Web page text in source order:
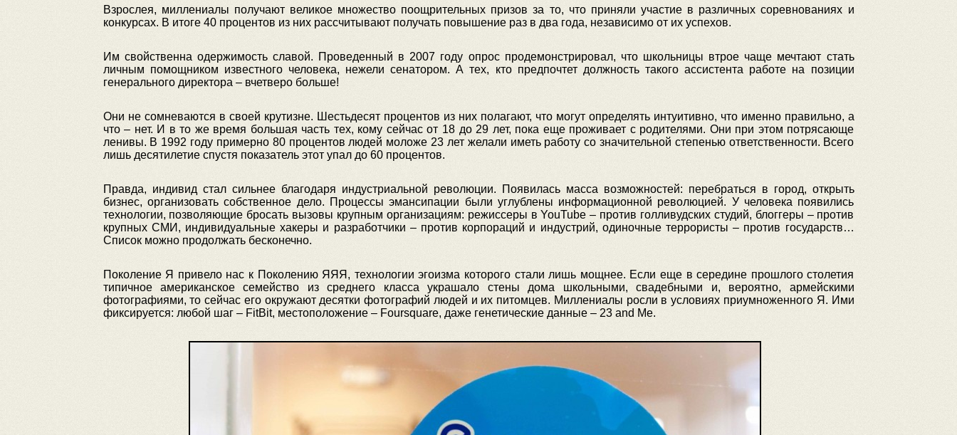
Взрослея, миллениалы получают великое множество поощрительных призов за то, что приняли участие в различных соревнованиях и
конкурсах. В итоге 40 процентов из них рассчитывают получать повышение раз в два года, независимо от их успехов.
Им свойственна одержимость славой. Проведенный в 2007 году опрос продемонстрировал, что школьницы втрое чаще мечтают стать
личным помощником известного человека, нежели сенатором. А тех, кто предпочтет должность такого ассистента работе на позиции
генерального директора – вчетверо больше!
Они не сомневаются в своей крутизне. Шестьдесят процентов из них полагают, что могут определять интуитивно, что именно правильно, а
что – нет. И в то же время большая часть тех, кому сейчас от 18 до 29 лет, пока еще проживает с родителями. Они при этом потрясающе
ленивы. В 1992 году примерно 80 процентов людей моложе 23 лет желали иметь работу со значительной степенью ответственности. Всего
лишь десятилетие спустя показатель этот упал до 60 процентов.
Правда, индивид стал сильнее благодаря индустриальной революции. Появилась масса возможностей: перебраться в город, открыть
бизнес, организовать собственное дело. Процессы эмансипации были углублены информационной революцией. У человека появились
технологии, позволяющие бросать вызовы крупным организациям: режиссеры в YouTube – против голливудских студий, блоггеры – против
крупных СМИ, индивидуальные хакеры и разработчики – против корпораций и индустрий, одиночные террористы – против государств…
Список можно продолжать бесконечно.
Поколение Я привело нас к Поколению ЯЯЯ, технологии эгоизма которого стали лишь мощнее. Если еще в середине прошлого столетия
типичное американское семейство из среднего класса украшало стены дома школьными, свадебными и, вероятно, армейскими
фотографиями, то сейчас его окружают десятки фотографий людей и их питомцев. Миллениалы росли в условиях приумноженного Я. Ими
фиксируется: любой шаг – FitBit, местоположение – Foursquare, даже генетические данные – 23 and Me.